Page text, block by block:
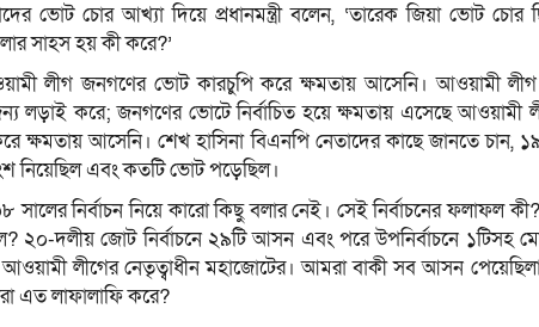
ভোট চোর আখ্যা দিয়ে প্রধানমন্ত্রী বলেন, ‘তারেক জিয়া ভোট চোর
সাহস হয় কী করে?’
লীগ জনগণের ভোট কারচুপি করে ক্ষমতায় আসেনি। আওয়ামী
লড়াই করে; জনগণের ভোটে নির্বাচিত হয়ে ক্ষমতায় এসেছে
ক্ষমতায় আসেনি। শেখ হাসিনা বিএনপি নেতাদের কাছে জানতে চান,
নিয়েছিল এবং কতটি ভোট পড়েছিল।
সালের নির্বাচন নিয়ে কারো কিছু বলার নেই। সেই নির্বাচনের ফলাফল
২০-দলীয় জোট নির্বাচনে ২৯টি আসন এবং পরে উপনির্বাচনে ১টিসহ
লীগের নেতৃত্বাধীন মহাজোটের। আমরা বাকী সব আসন
এত লাফালাফি করে?